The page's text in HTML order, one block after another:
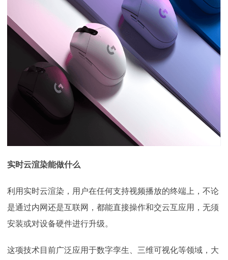
实时云渲染能做什么
利用实时云渲染，用户在任何支持视频播放的终端上，不论
是通过内网还是互联网，都能直接操作和交云互应用，无须
安装或对设备硬件进行升级。
这项技术目前广泛应用于数字孪生、三维可视化等领域，大